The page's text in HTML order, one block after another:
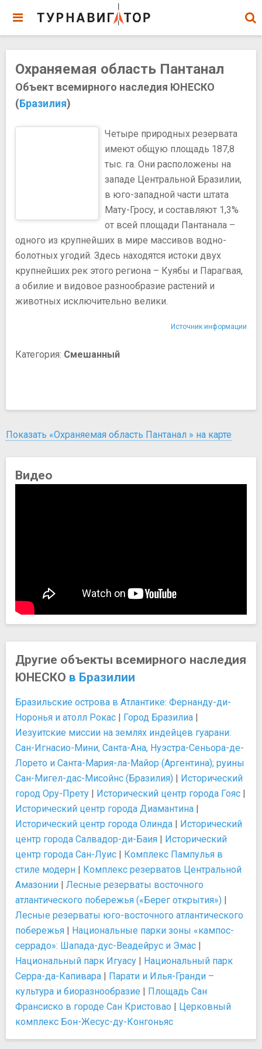
Охраняемая область Пантанал
Объект всемирного наследия ЮНЕСКО
(Бразилия)
Четыре природных резервата
имеют общую площадь 187,8
тыс. га. Они расположены на
западе Центральной Бразилии,
в юго-западной части штата
Мату-Гросу, и составляют 1,3%
от всей площади Пантанала –
одного из крупнейших в мире массивов водно-
болотных угодий. Здесь находятся истоки двух
крупнейших рек этого региона – Куябы и Парагвая,
а обилие и видовое разнообразие растений и
животных исключительно велики.
Источник информации
Категория: Смешанный
Показать «Охраняемая область Пантанал » на карте
Видео
Другие объекты всемирного наследия
ЮНЕСКО в Бразилии
Бразильские острова в Атлантике: Фернанду-ди-
Норонья и атолл Рокас | Город Бразилиа |
Иезуитские миссии на землях индейцев гуарани:
Сан-Игнасио-Мини, Санта-Ана, Нуэстра-Сеньора-де-
Лорето и Санта-Мария-ла-Майор (Аргентина); руины
Сан-Мигел-дас-Мисойнс (Бразилия) | Исторический
город Ору-Прету | Исторический центр города Гояс |
Исторический центр города Диамантина |
Исторический центр города Олинда | Исторический
центр города Салвадор-ди-Баия | Исторический
центр города Сан-Луис | Комплекс Пампулья в
стиле модерн | Комплекс резерватов Центральной
Амазонии | Лесные резерваты восточного
атлантического побережья («Берег открытия») |
Лесные резерваты юго-восточного атлантического
побережья | Национальные парки зоны «кампос-
серрадо»: Шапада-дус-Веадейрус и Эмас |
Национальный парк Игуасу | Национальный парк
Серра-да-Капивара | Парати и Илья-Гранди –
культура и биоразнообразие | Площадь Сан
Франсиско в городе Сан Кристовао | Церковный
комплекс Бон-Жесус-ду-Конгоньяс